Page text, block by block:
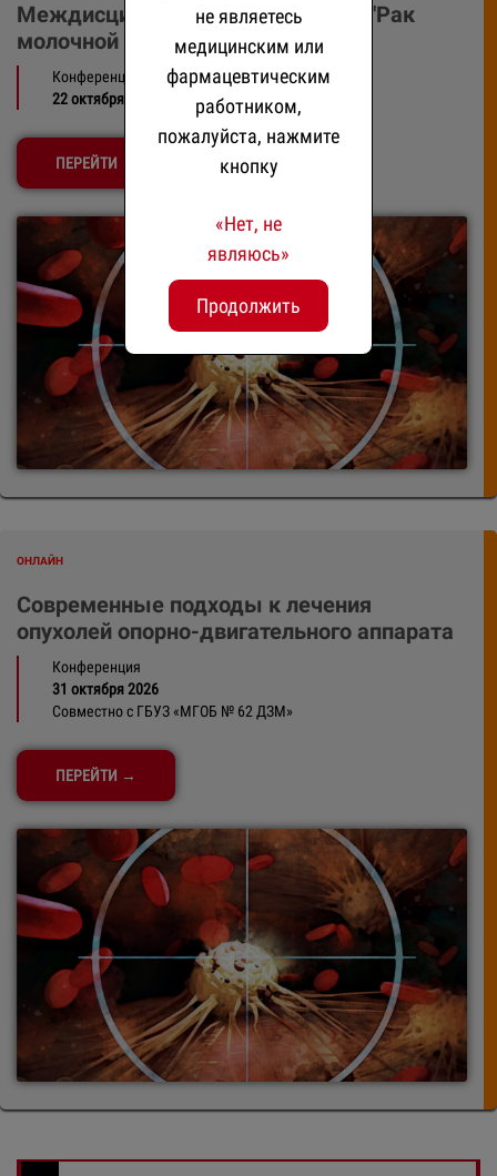
Междисциплинарный консилиум "Рак
молочной железы"
Конференция
22 октября 2026
ПЕРЕЙТИ →
ОНЛАЙН
Современные подходы к лечения
опухолей опорно-двигательного аппарата
Конференция
31 октября 2026
Совместно с ГБУЗ «МГОБ № 62 ДЗМ»
ПЕРЕЙТИ →
не являетесь
медицинским или
фармацевтическим
работником,
пожалуйста, нажмите
кнопку
«Нет, не
являюcь»
Продолжить